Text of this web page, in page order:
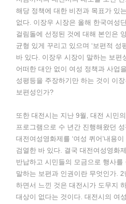
해당 정책에 대한 비전과 목표가 있
없다. 이장우 시장은 올해 한국여성
걸림돌에 선정된 것에 대해 본인은
균형 있게 꾸리고 있으며 ‘보편적 성
바 있다. 이장우 시장이 말하는 보편
어떠한 대안 없이 여성 정책과 사업
성평등을 주장하기만 하는 것이 이
보편성인가?
또한 대전시는 지난 9월, 대전 시민
프로그램으로 수 년간 진행해왔던
대전여성영화제를 ‘여성 퀴어’내용
검열한 바 있다. 결국 대전여성영화
반납하고 시민들의 모금으로 행사를
말하는 보편과 인권이란 무엇인가.
하면서 느낀 것은 대전시가 도무지
대상이 없다는 것이다. 대전시의 여